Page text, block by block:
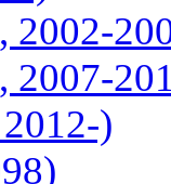
2002-
2007-
)